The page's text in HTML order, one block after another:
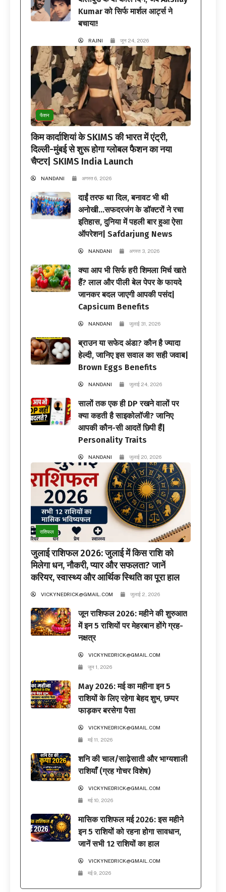
Kumar को सिर्फ मार्शल आर्ट्स ने
बचाया!
RAJNI जून 24, 2026
फैशन
किम कार्दाशियां के SKIMS की भारत में एंट्री,
दिल्ली-मुंबई से शुरू होगा ग्लोबल फैशन का नया
चैप्टर| SKIMS India Launch
NANDANI अगस्त 6, 2026
दाईं तरफ था दिल, बनावट भी थी
अनोखी…सफदरजंग के डॉक्टरों ने रचा
इतिहास, दुनिया में पहली बार हुआ ऐसा
ऑपरेशन| Safdarjung News
NANDANI अगस्त 3, 2026
क्या आप भी सिर्फ हरी शिमला मिर्च खाते
हैं? लाल और पीली बेल पेपर के फायदे
जानकर बदल जाएगी आपकी पसंद|
Capsicum Benefits
NANDANI जुलाई 31, 2026
ब्राउन या सफेद अंडा? कौन है ज्यादा
हेल्दी, जानिए इस सवाल का सही जवाब|
Brown Eggs Benefits
NANDANI जुलाई 24, 2026
सालों तक एक ही DP रखने वालों पर
क्या कहती है साइकोलॉजी? जानिए
आपकी कौन-सी आदतें छिपी हैं|
Personality Traits
NANDANI जुलाई 20, 2026
राशिफल
जुलाई राशिफल 2026: जुलाई में किस राशि को
मिलेगा धन, नौकरी, प्यार और सफलता? जानें
करियर, स्वास्थ्य और आर्थिक स्थिति का पूरा हाल
VICKYNEDRICK@GMAIL.COM जुलाई 2, 2026
जून राशिफल 2026: महीने की शुरुआत
में इन 5 राशियों पर मेहरबान होंगे ग्रह-
नक्षत्र
VICKYNEDRICK@GMAIL.COM
जून 1, 2026
May 2026: मई का महीना इन 5
राशियों के लिए रहेगा बेहद शुभ, छप्पर
फाड़कर बरसेगा पैसा
VICKYNEDRICK@GMAIL.COM
मई 11, 2026
शनि की चाल/साढ़ेसाती और भाग्यशाली
राशियाँ (ग्रह गोचर विशेष)
VICKYNEDRICK@GMAIL.COM
मई 10, 2026
मासिक राशिफल मई 2026: इस महीने
इन 5 राशियों को रहना होगा सावधान,
जानें सभी 12 राशियों का हाल
VICKYNEDRICK@GMAIL.COM
मई 9, 2026